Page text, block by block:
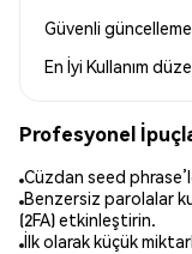
Güvenli
En İyi Kullanım
Profesyonel
Cüzdan seed
Benzersiz parolalar
(2FA) etkinleştirin.
İlk olarak küçük